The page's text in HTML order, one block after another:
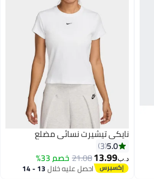
7
نايكي تيشيرت نسائي مضلع
5.0
3
د.ب‏13.99
21.08خصم 33%
احصل عليه خلال 13 - 14